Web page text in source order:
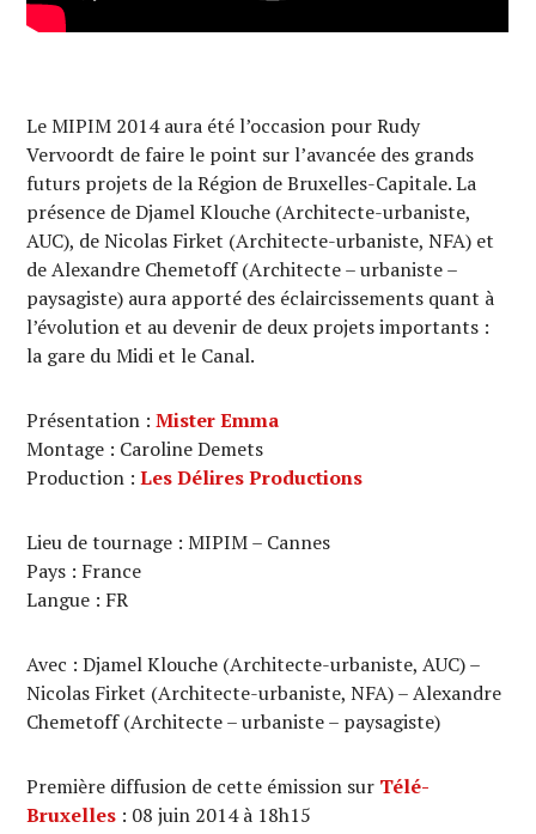
Le MIPIM 2014 aura été l’occasion pour Rudy
Vervoordt de faire le point sur l’avancée des grands
futurs projets de la Région de Bruxelles-Capitale. La
présence de Djamel Klouche (Architecte-urbaniste,
AUC), de Nicolas Firket (Architecte-urbaniste, NFA) et
de Alexandre Chemetoff (Architecte – urbaniste –
paysagiste) aura apporté des éclaircissements quant à
l’évolution et au devenir de deux projets importants :
la gare du Midi et le Canal.
Présentation :Mister Emma
Montage : Caroline Demets
Production :Les Délires Productions
Lieu de tournage : MIPIM – Cannes
Pays : France
Langue : FR
Avec : Djamel Klouche (Architecte-urbaniste, AUC) –
Nicolas Firket (Architecte-urbaniste, NFA) – Alexandre
Chemetoff (Architecte – urbaniste – paysagiste)
Première diffusion de cette émission sur Télé-
Bruxelles : 08 juin 2014 à 18h15